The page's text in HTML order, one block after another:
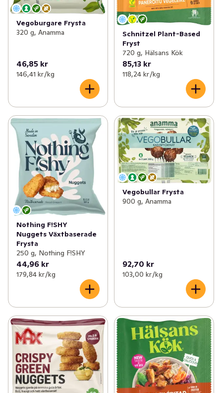
Vegoburgare Frysta
320 g, Anamma
46,85 kr
146,41 kr /kg
Schnitzel Plant-Based
Fryst
720 g, Hälsans Kök
85,13 kr
118,24 kr /kg
Nothing F!SHY
Nuggets Växtbaserade
Frysta
250 g, Nothing F!SHY
44,96 kr
179,84 kr /kg
Vegobullar Frysta
900 g, Anamma
92,70 kr
103,00 kr /kg